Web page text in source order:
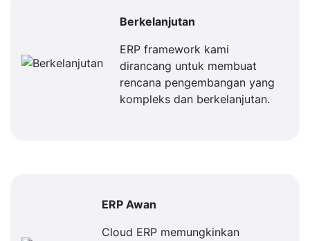
Berkelanjutan
ERP framework kami
dirancang untuk membuat
rencana pengembangan yang
kompleks dan berkelanjutan.
ERP Awan
Cloud ERP memungkinkan